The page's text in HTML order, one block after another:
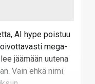
AI hype poistuu
mega-
jäämään uutena
Vain ehkä nimi